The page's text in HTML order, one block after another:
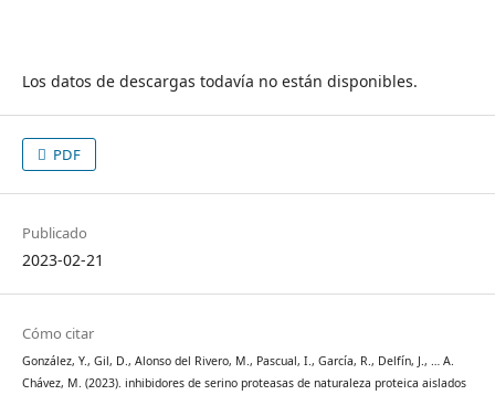
Los datos de descargas todavía no están disponibles.
PDF
Publicado
2023-02-21
Cómo citar
González, Y., Gil, D., Alonso del Rivero, M., Pascual, I., García, R., Delfín, J., … A.
Chávez, M. (2023). inhibidores de serino proteasas de naturaleza proteica aislados